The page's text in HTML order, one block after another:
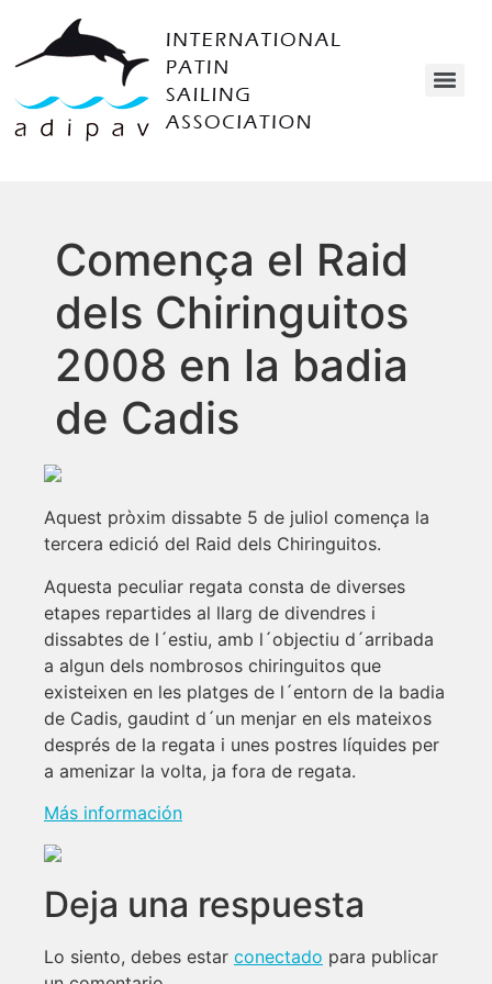
Comença el Raid
dels Chiringuitos
2008 en la badia
de Cadis
Aquest pròxim dissabte 5 de juliol comença la
tercera edició del Raid dels Chiringuitos.
Aquesta peculiar regata consta de diverses
etapes repartides al llarg de divendres i
dissabtes de l´estiu, amb l´objectiu d´arribada
a algun dels nombrosos chiringuitos que
existeixen en les platges de l´entorn de la badia
de Cadis, gaudint d´un menjar en els mateixos
després de la regata i unes postres líquides per
a amenizar la volta, ja fora de regata.
Más información
Deja una respuesta
Lo siento, debes estar conectado para publicar